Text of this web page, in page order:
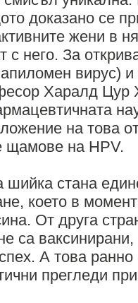
доказано се
жени в
него. За
вирус) и
Харалд Цур
на това
щамове на HPV.
шийка стана
което в
От друга
са
А това
прегледи при